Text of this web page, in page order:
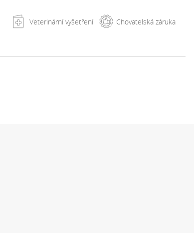
Veterinární vyšetření Chovatelská záruka